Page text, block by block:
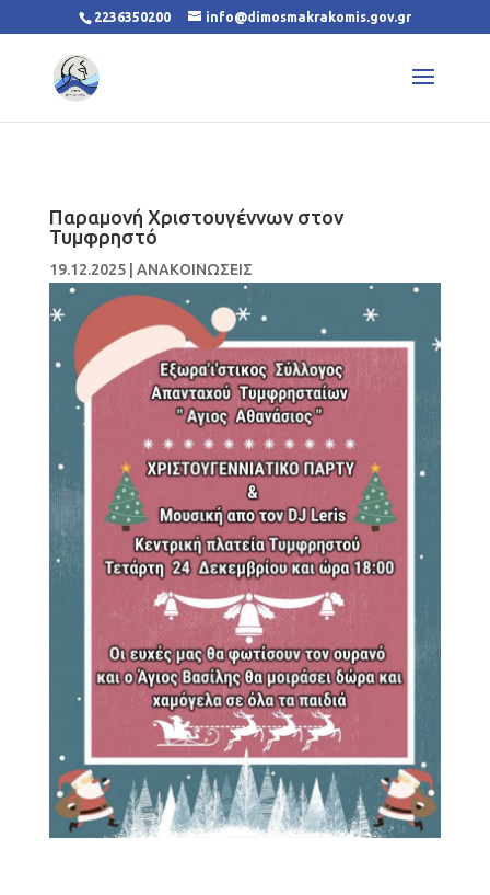
2236350200 info@dimosmakrakomis.gov.gr
Παραμονή Χριστουγέννων στον
Τυμφρηστό
19.12.2025| ΑΝΑΚΟΙΝΩΣΕΙΣ